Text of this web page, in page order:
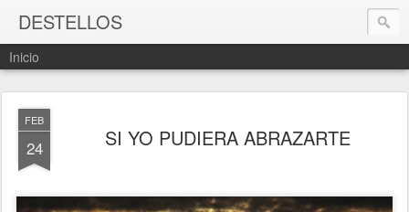
DESTELLOS
Inicio
FEB
24 SI YO PUDIERA ABRAZARTE